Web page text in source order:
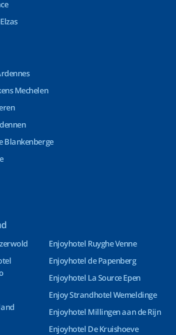
Mechelen
Blankenberge
Enjoyhotel Ruyghe Venne
Enjoyhotel de Papenberg
Enjoyhotel La Source Epen
Enjoy Strandhotel Wemeldinge
Enjoyhotel Millingen aan de Rijn
Enjoyhotel De Kruishoeve